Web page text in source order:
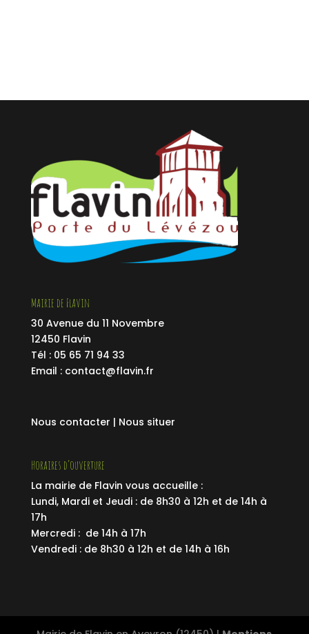
Mairie de Flavin
30 Avenue du 11 Novembre
12450 Flavin
Tél : 05 65 71 94 33
Email : contact@flavin.fr
Nous contacter | Nous situer
Horaires d’ouverture
La mairie de Flavin vous accueille :
Lundi, Mardi et Jeudi : de 8h30 à 12h et de 14h à
17h
Mercredi : de 14h à 17h
Vendredi : de 8h30 à 12h et de 14h à 16h